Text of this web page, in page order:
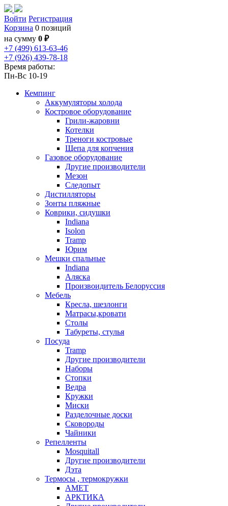
Войти Регистрация
Корзина 0 позиций
на сумму 0 ₽
+7 (499) 613-63-46
+7 (926) 439-78-18
Время работы:
Пн-Вс 10-19
Кемпинг
Аккумуляторы холода
Костровое оборудование
Грили-жаровни
Котелки
Треноги костровые
Щепа для копчения
Газовое оборудование
Другие производители
Мезон
Следопыт
Дистилляторы
Зонты пляжные
Коврики, сидушки
Indiana
Isolon
Tramp
Юрим
Мешки спальные
Indiana
Аляска
Произвоидитель Белоруссия
Мебель
Кресла, шезлонги
Матрасы,кровати
Столы
Табуреты, стулья
Посуда
Tramp
Другие производители
Наборы
Стопки
Ведра
Кружки
Миски
Разделочные доски
Сковороды
Чайники
Репелленты
Mosquitall
Другие производители
Дэта
Термосы , термокружки
АМЕТ
АРКТИКА